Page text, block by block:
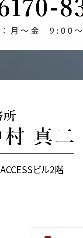
ACCESSビル2階